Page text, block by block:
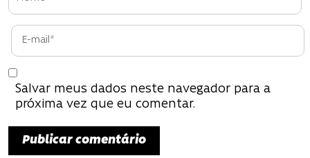
Salvar meus dados neste navegador para a
próxima vez que eu comentar.